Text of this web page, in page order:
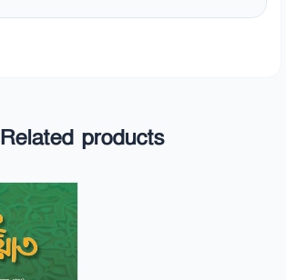
Related products